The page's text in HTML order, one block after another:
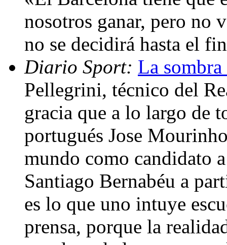
nosotros ganar, pero no
no se decidirá hasta el
Diario Sport: La
Pellegrini, técnico del
gracia que a lo largo de
portugués Jose
mundo como candidato
Santiago Bernabéu a
es lo que uno intuye
prensa, porque la